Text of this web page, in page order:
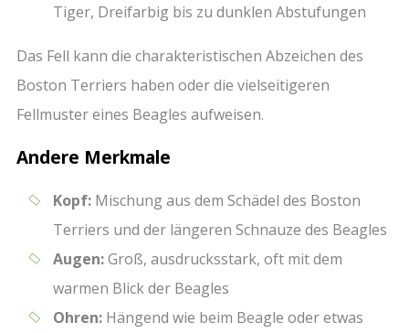
Tiger, Dreifarbig bis zu dunklen Abstufungen
Das Fell kann die charakteristischen Abzeichen des
Boston Terriers haben oder die vielseitigeren
Fellmuster eines Beagles aufweisen.
Andere Merkmale
Kopf: Mischung aus dem Schädel des Boston
Terriers und der längeren Schnauze des Beagles
Augen:Groß, ausdrucksstark, oft mit dem
warmen Blick der Beagles
Ohren: Hängend wie beim Beagle oder etwas